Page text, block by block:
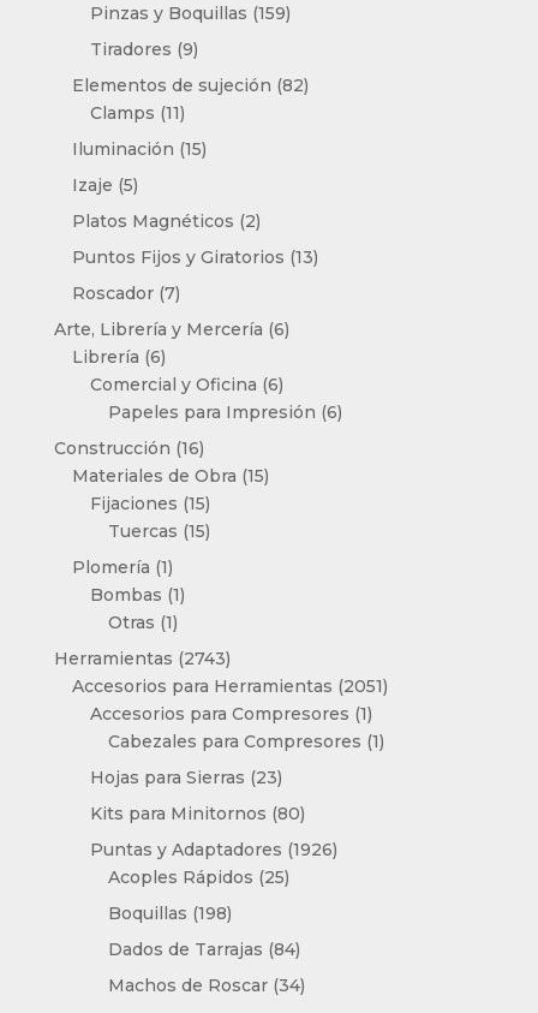
Pinzas y Boquillas 159159
Tiradores 99
productos
Elementos de sujeción 8282
Clamps 1111
productos
Iluminación 1515
Izaje 55
productos
Platos Magnéticos 22
productos
Puntos Fijos y Giratorios 1313
Roscador 77
productos
Arte, Librería y Mercería 66
Librería 66
productos
Comercial y Oficina 66
productos
Papeles para Impresión 66
Construcción 1616
productos
Materiales de Obra 1515
Fijaciones 1515
productos
Tuercas 1515
Plomería 11
producto
Bombas 11
Otras 11
producto
Herramientas 27432743
productos
Accesorios para Herramientas 20512051
Accesorios para Compresores 11
producto
Cabezales para Compresores 11
Hojas para Sierras 2323
productos
Kits para Minitornos 8080
productos
Puntas y Adaptadores 19261926
Acoples Rápidos 2525
Boquillas 198198
productos
Dados de Tarrajas 8484
productos
Machos de Roscar 3434